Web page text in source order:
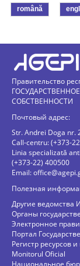
română
Правительство
СОБСТВЕННОСТИ
Почтовый адрес:
Str. Andrei Doga nr.
Call-centru: (+373-
Linia specializată
(+373-22) 400500
Email:
Полезная
Другие ведомства
Органы
Электронное
Портал
Регистр ресурсов
Monitorul Oficial
Национальное